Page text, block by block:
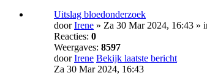
Uitslag bloedonderzoek
doorIrene » Za 30 Mar 2024, 16:43 »
Reacties: 0
Weergaves: 8597
doorIrene Bekijk laatste bericht
Za 30 Mar 2024, 16:43